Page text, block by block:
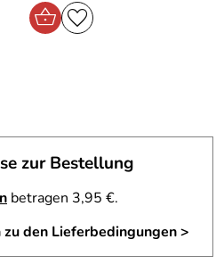
zur Bestellung
betragen 3,95 €.
den Lieferbedingungen >